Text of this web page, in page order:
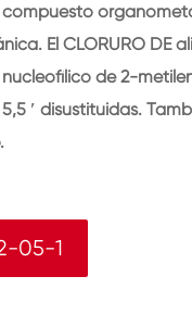
compuesto
El CLORURO DE
de 2-
′ disustituidas.
05-1